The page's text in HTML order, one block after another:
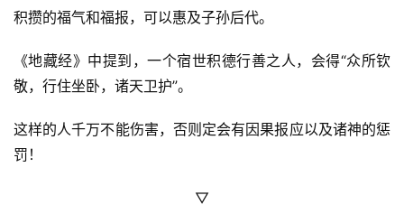
物
寺
院
礼
登录 注册
积攒的福气和福报，可以惠及子孙后代。
《地藏经》中提到，一个宿世积德行善之人，会得“众所钦
敬，行住坐卧，诸天卫护”。
这样的人千万不能伤害，否则定会有因果报应以及诸神的惩
罚！
▽